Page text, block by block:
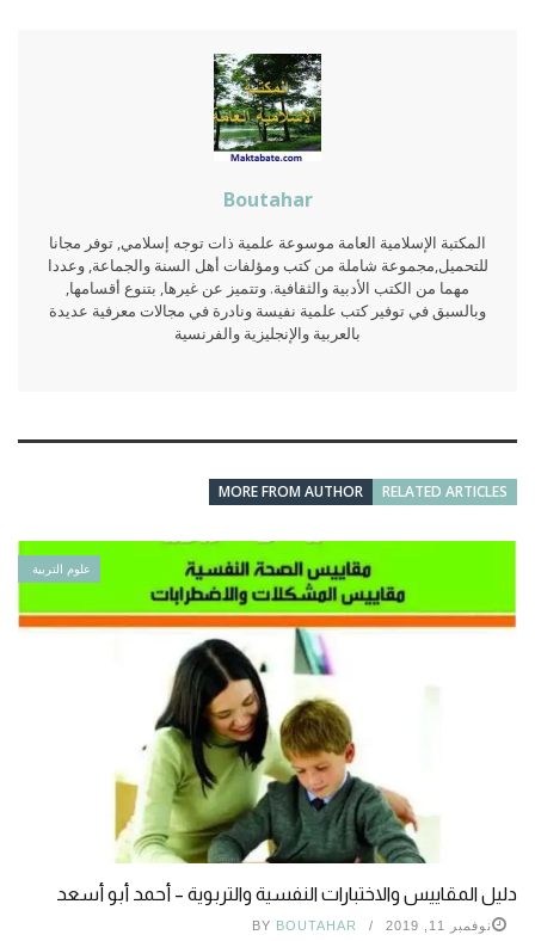
Boutahar
المكتبة الإسلامية العامة موسوعة علمية ذات توجه إسلامي, توفر مجانا
للتحميل,مجموعة شاملة من كتب ومؤلفات أهل السنة والجماعة, وعددا
مهما من الكتب الأدبية والثقافية. وتتميز عن غيرها, بتنوع أقسامها,
وبالسبق في توفير كتب علمية نفيسة ونادرة في مجالات معرفية عديدة
بالعربية والإنجليزية والفرنسية
RELATED ARTICLES
MORE FROM AUTHOR
علوم التربية
دليل المقاييس والاختبارات النفسية والتربوية – أحمد أبو أسعد
نوفمبر 11, 2019 BY BOUTAHAR